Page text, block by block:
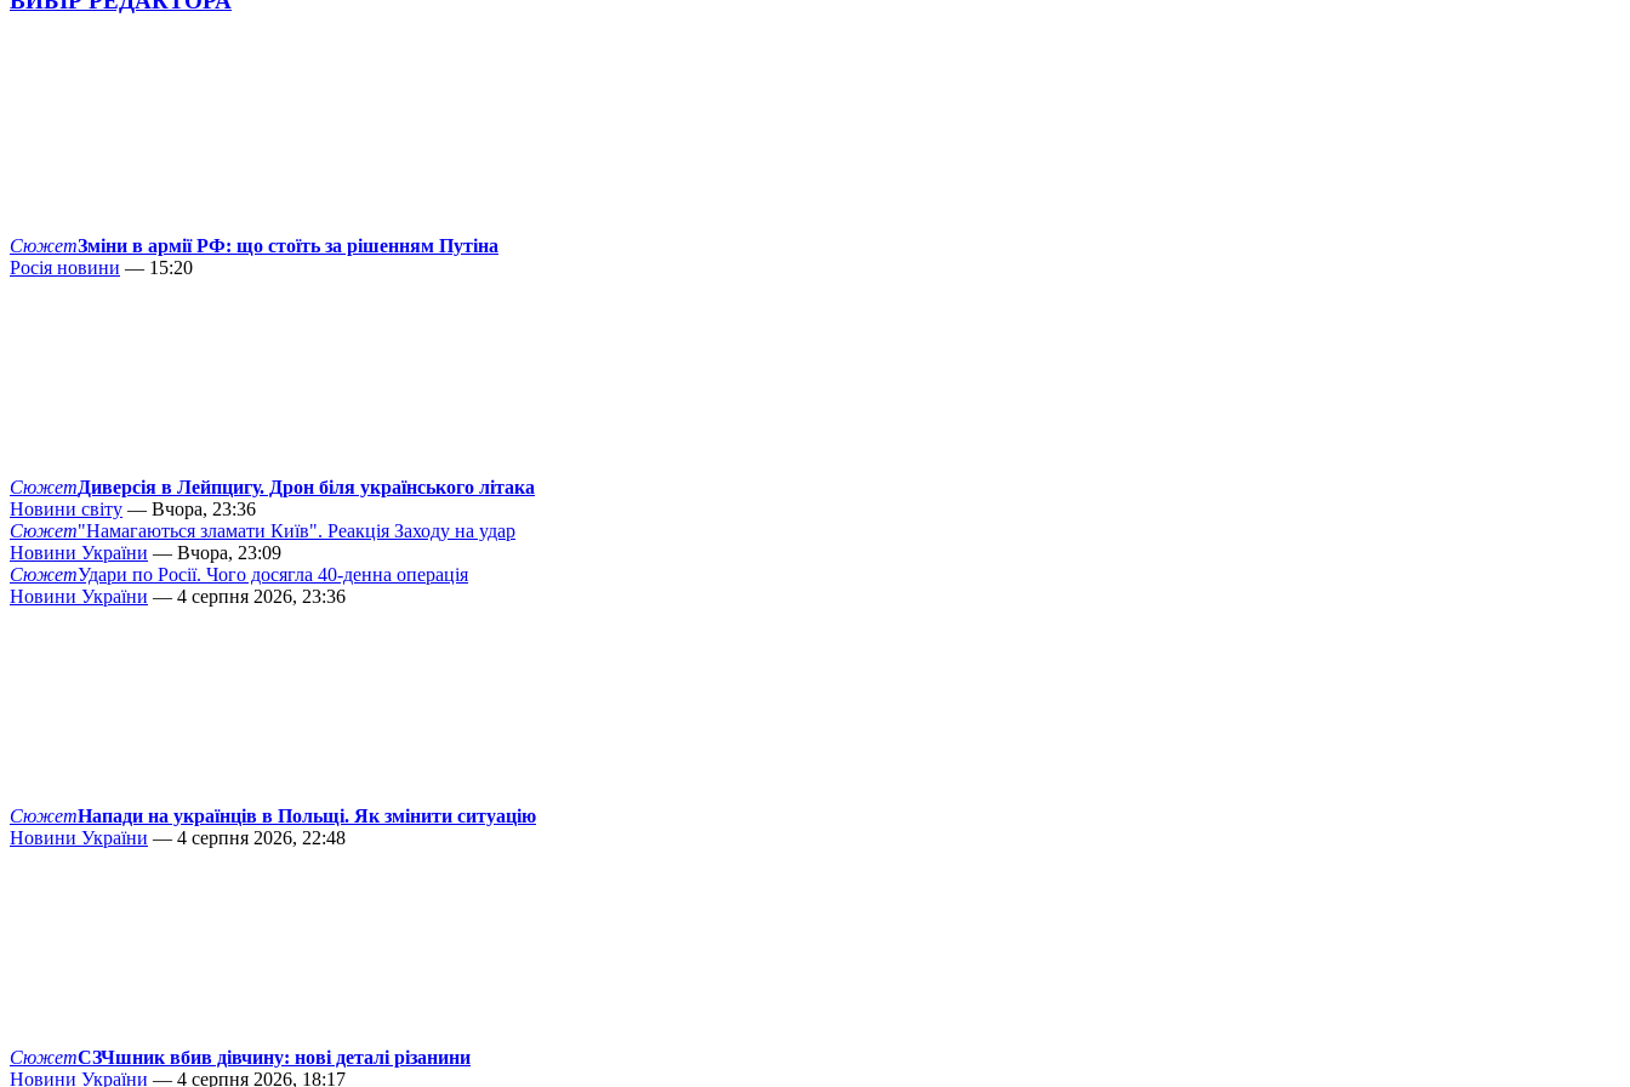
СюжетЗміни в армії РФ: що стоїть за рішенням Путіна
Росія новини — 15:20
СюжетДиверсія в Лейпцигу. Дрон біля українського літака
Новини світу — Вчора, 23:36
Сюжет"Намагаються зламати Київ". Реакція Заходу на удар
Новини України — Вчора, 23:09
СюжетУдари по Росії. Чого досягла 40-денна операція
Новини України — 4 серпня 2026, 23:36
СюжетНапади на українців в Польщі. Як змінити ситуацію
Новини України — 4 серпня 2026, 22:48
СюжетСЗЧшник вбив дівчину: нові деталі різанини
Новини України — 4 серпня 2026, 18:17